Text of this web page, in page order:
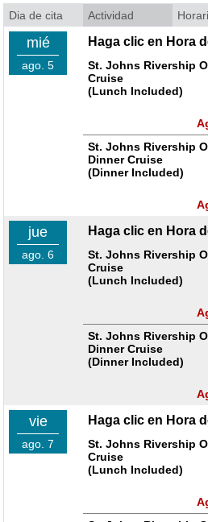
Dia de cita Actividad
mié
ago. 5
Haga clic en Hora
St. Johns Rivership
Cruise
(Lunch Included)
St. Johns Rivership
Dinner Cruise
(Dinner Included)
jue
ago. 6
Haga clic en Hora
St. Johns Rivership
Cruise
(Lunch Included)
St. Johns Rivership
Dinner Cruise
(Dinner Included)
vie
ago. 7
Haga clic en Hora
St. Johns Rivership
Cruise
(Lunch Included)